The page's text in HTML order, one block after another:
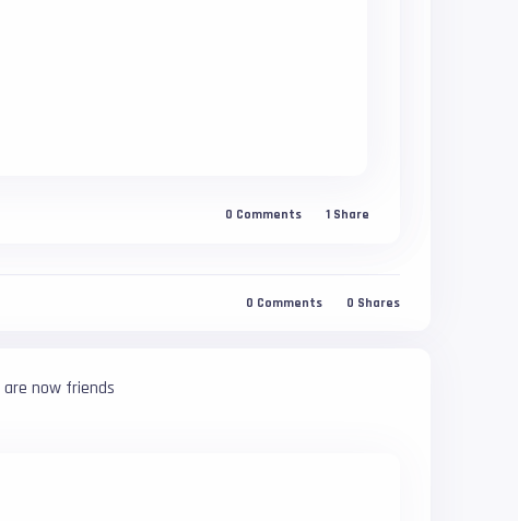
0 Comments 1 Share
0 Comments 0 Shares
are now friends